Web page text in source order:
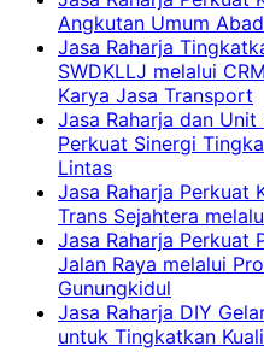
Angkutan Umum
Jasa Raharja
SWDKLLJ melalui
Karya Jasa Transport
Jasa Raharja dan
Perkuat Sinergi
Lintas
Jasa Raharja Perkuat
Trans Sejahtera
Jasa Raharja Perkuat
Jalan Raya melalui
Gunungkidul
Jasa Raharja DIY
untuk Tingkatkan